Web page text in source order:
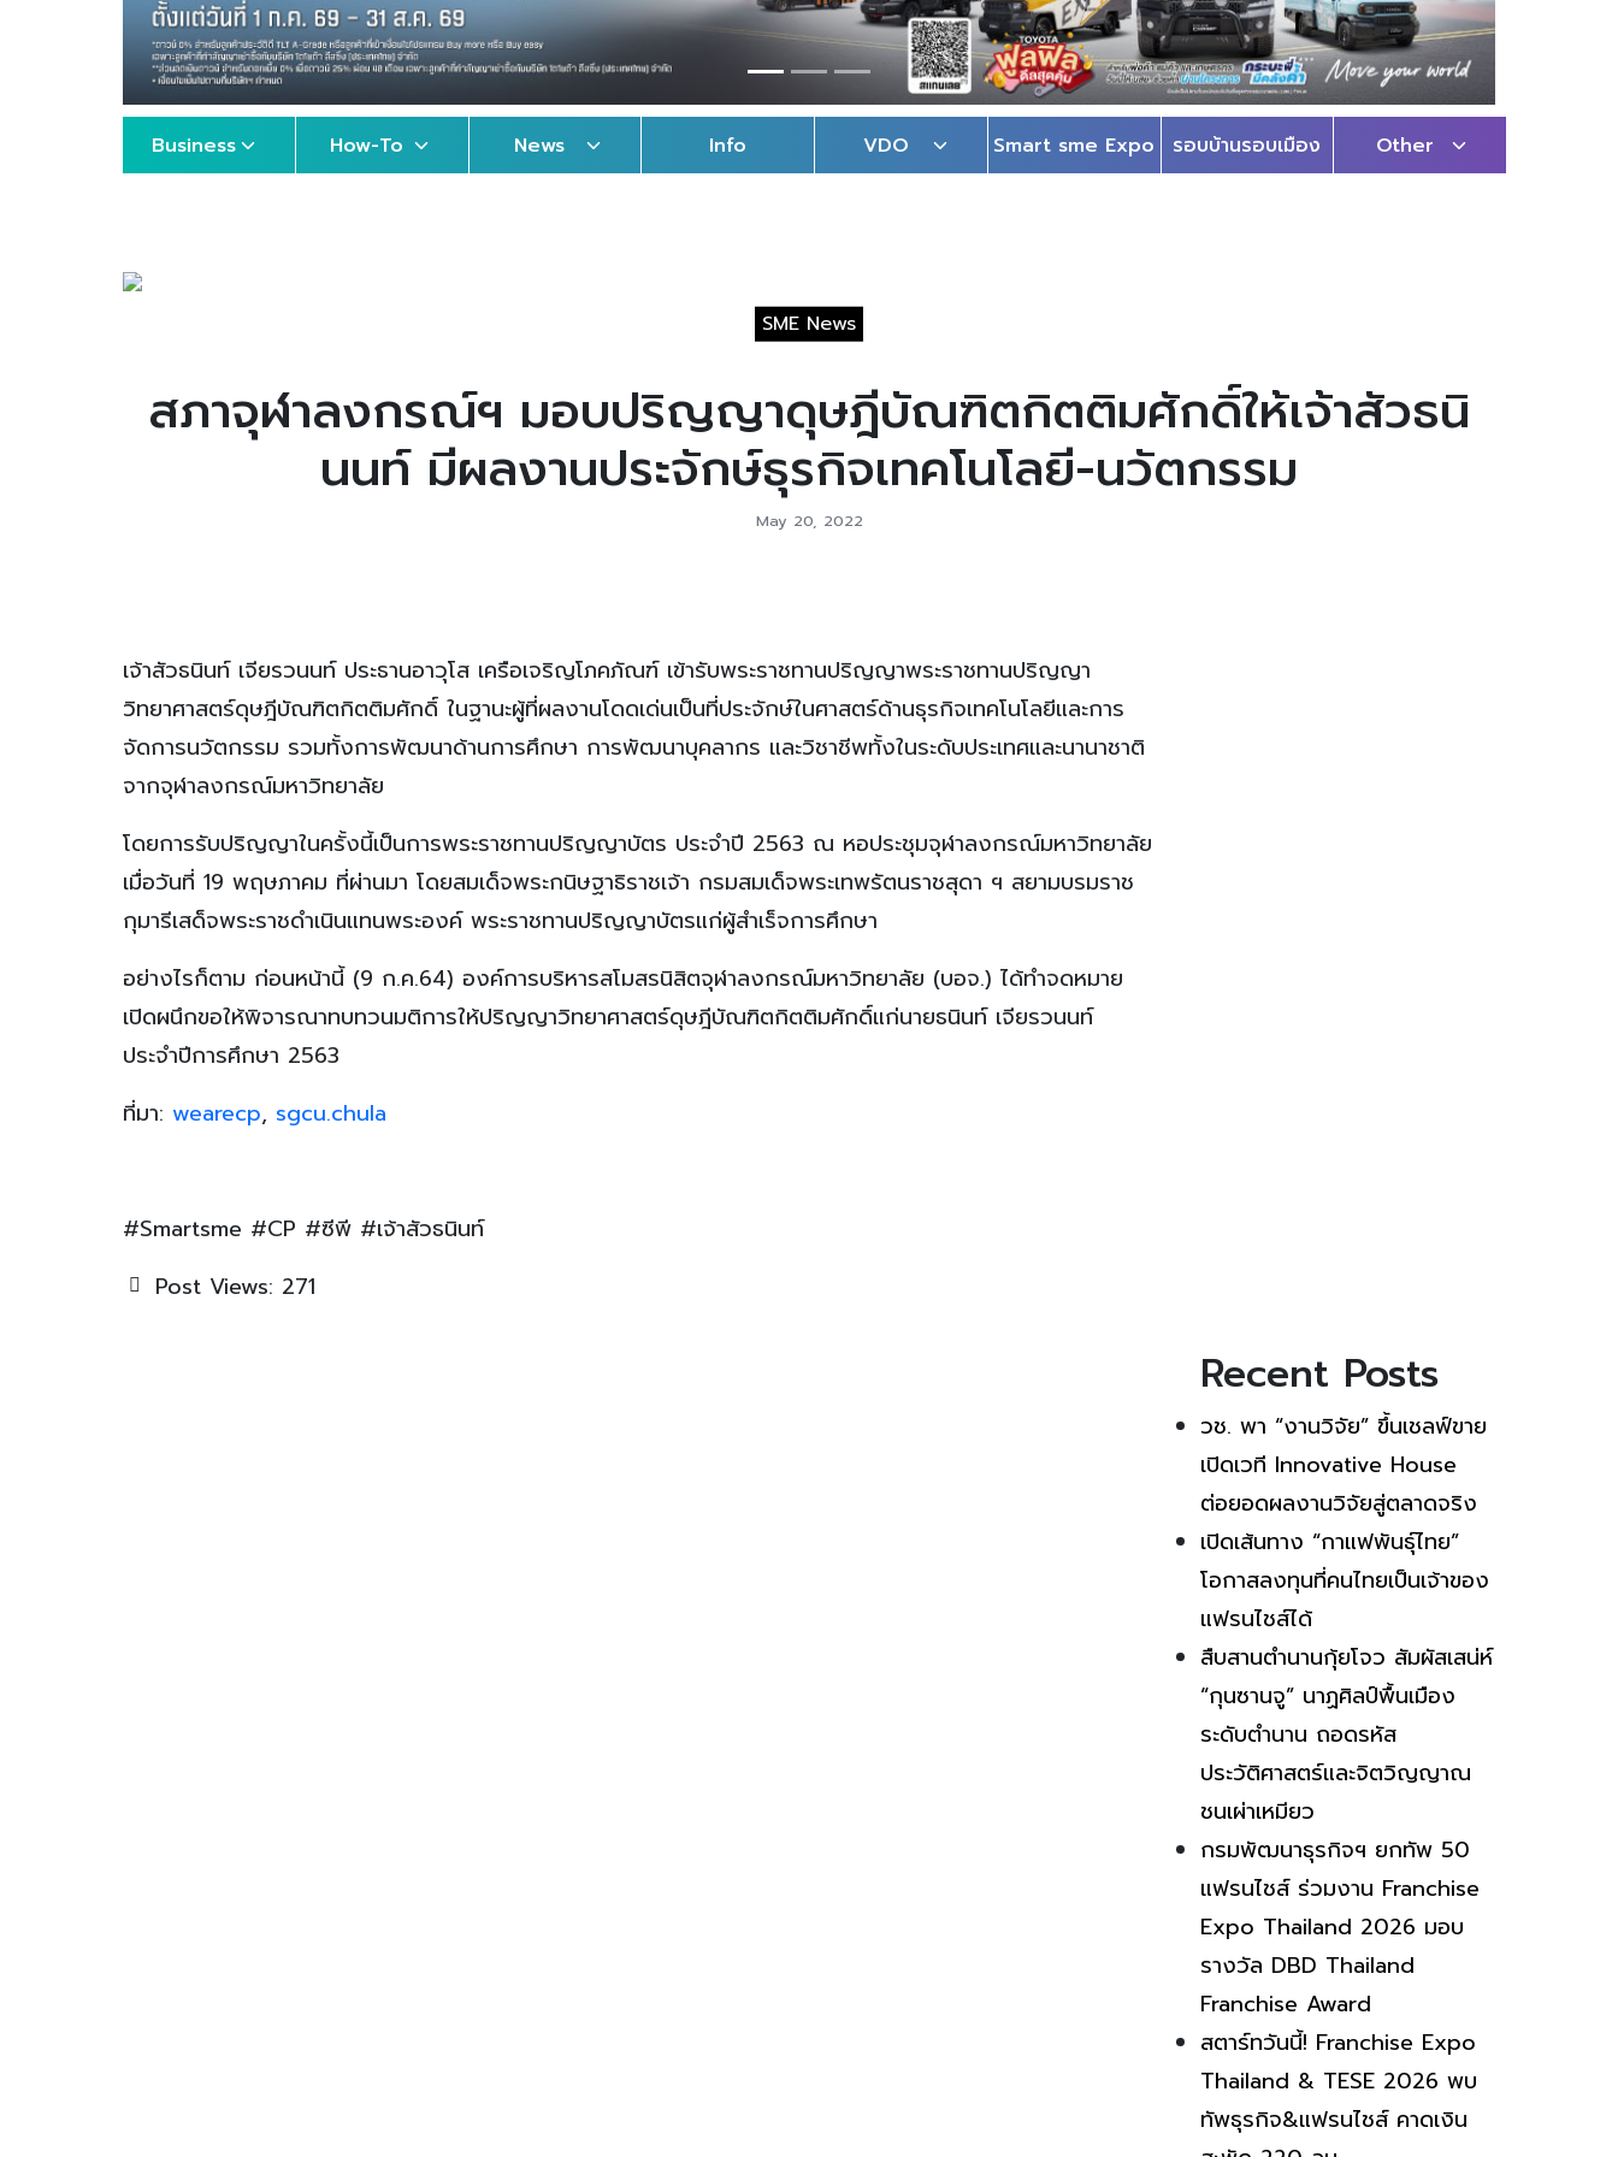
Business How-To News Info VDO Smart sme Expo รอบบ้านรอบเมือง Other
SME News
สภาจุฬาลงกรณ์ฯ มอบปริญญาดุษฎีบัณฑิตกิตติมศักดิ์ให้เจ้าสัวธนิ
นนท์ มีผลงานประจักษ์ธุรกิจเทคโนโลยี-นวัตกรรม
May 20, 2022
เจ้าสัวธนินท์ เจียรวนนท์ ประธานอาวุโส เครือเจริญโภคภัณฑ์ เข้ารับพระราชทานปริญญาพระราชทานปริญญา
วิทยาศาสตร์ดุษฎีบัณฑิตกิตติมศักดิ์ ในฐานะผู้ที่ผลงานโดดเด่นเป็นที่ประจักษ์ในศาสตร์ด้านธุรกิจเทคโนโลยีและการ
จัดการนวัตกรรม รวมทั้งการพัฒนาด้านการศึกษา การพัฒนาบุคลากร และวิชาชีพทั้งในระดับประเทศและนานาชาติ
จากจุฬาลงกรณ์มหาวิทยาลัย
โดยการรับปริญญาในครั้งนี้เป็นการพระราชทานปริญญาบัตร ประจำปี 2563 ณ หอประชุมจุฬาลงกรณ์มหาวิทยาลัย
เมื่อวันที่ 19 พฤษภาคม ที่ผ่านมา โดยสมเด็จพระกนิษฐาธิราชเจ้า กรมสมเด็จพระเทพรัตนราชสุดา ฯ สยามบรมราช
กุมารีเสด็จพระราชดำเนินแทนพระองค์ พระราชทานปริญญาบัตรแก่ผู้สำเร็จการศึกษา
อย่างไรก็ตาม ก่อนหน้านี้ (9 ก.ค.64) องค์การบริหารสโมสรนิสิตจุฬาลงกรณ์มหาวิทยาลัย (บอจ.) ได้ทำจดหมาย
เปิดผนึกขอให้พิจารณาทบทวนมติการให้ปริญญาวิทยาศาสตร์ดุษฎีบัณฑิตกิตติมศักดิ์แก่นายธนินท์ เจียรวนนท์
ประจำปีการศึกษา 2563
ที่มา: wearecp, sgcu.chula
#Smartsme #CP #ซีพี #เจ้าสัวธนินท์
Post Views: 271
Recent Posts
วช. พา “งานวิจัย” ขึ้นเชลฟ์ขาย
เปิดเวที Innovative House
ต่อยอดผลงานวิจัยสู่ตลาดจริง
เปิดเส้นทาง “กาแฟพันธุ์ไทย”
โอกาสลงทุนที่คนไทยเป็นเจ้าของ
แฟรนไชส์ได้
สืบสานตำนานกุ้ยโจว สัมผัสเสน่ห์
“กุนซานจู” นาฏศิลป์พื้นเมือง
ระดับตำนาน ถอดรหัส
ประวัติศาสตร์และจิตวิญญาณ
ชนเผ่าเหมียว
กรมพัฒนาธุรกิจฯ ยกทัพ 50
แฟรนไชส์ ร่วมงาน Franchise
Expo Thailand 2026 มอบ
รางวัล DBD Thailand
Franchise Award
สตาร์ทวันนี้! Franchise Expo
Thailand & TESE 2026 พบ
ทัพธุรกิจ&แฟรนไชส์ คาดเงิน